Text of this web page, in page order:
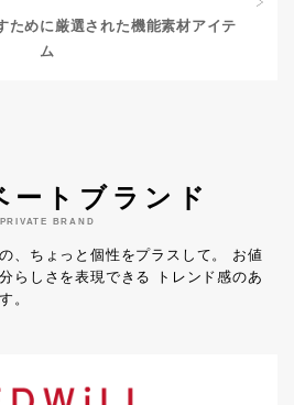
ために 厳選された機能素材アイテ
ム
ートブランド
PRIVATE BRAND
、ちょっと個性をプラスして。
お値
らしさを表現できる
トレンド感のあ
。